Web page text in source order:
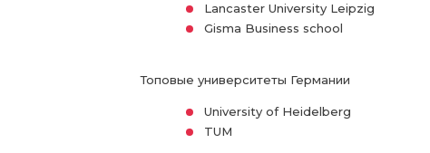
Lancaster University Leipzig
Gisma Business school
Топовые университеты Германии
University of Heidelberg
TUM